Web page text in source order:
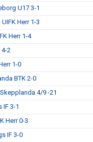
U17 3-1
Herr 1-3
Herr 1-4
4-2
1-0
BTK 2-0
4/9 -21
IF 3-1
Herr 0-3
IF 3-0